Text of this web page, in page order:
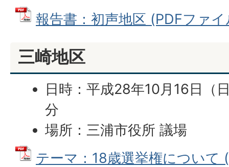
報告書：初声地区 (PDFファ
三崎地区
日時：平成28年10月16日（
分
場所：三浦市役所 議場
テーマ：18歳選挙権について